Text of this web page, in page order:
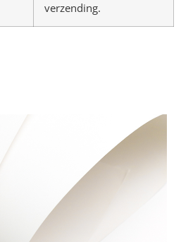
verzending.